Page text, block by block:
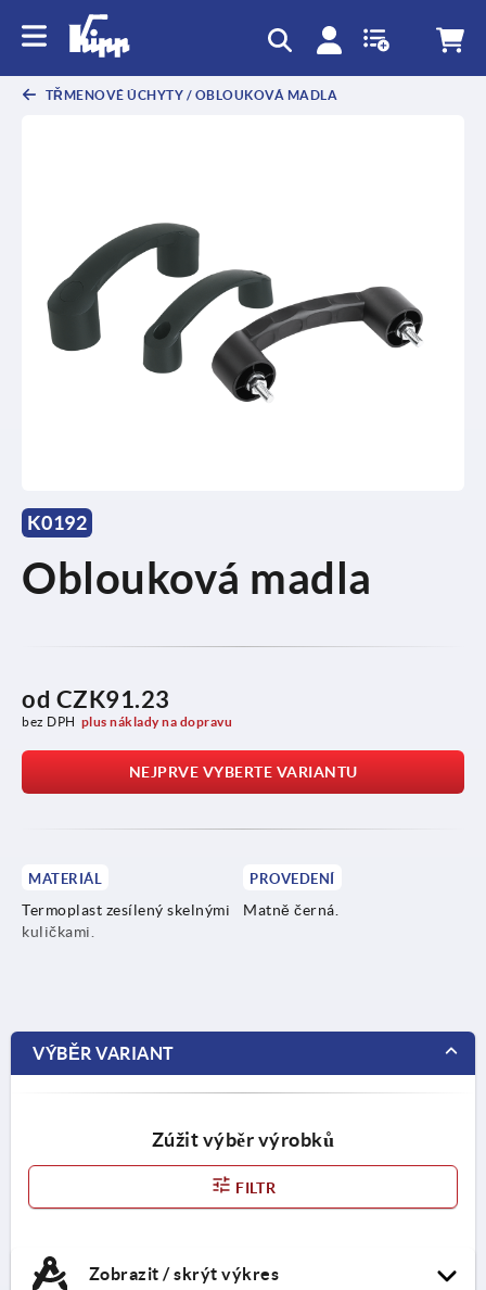
TŘMENOVÉ ÚCHYTY / OBLOUKOVÁ MADLA
K0192
Oblouková madla
od CZK91.23
bez DPH plus náklady na dopravu
NEJPRVE VYBERTE VARIANTU
MATERIÁL
Termoplast zesílený skelnými
kuličkami.
PROVEDENÍ
Matně černá.
VÝBĚR VARIANT
Zúžit výběr výrobků
FILTR
Zobrazit / skrýt výkres